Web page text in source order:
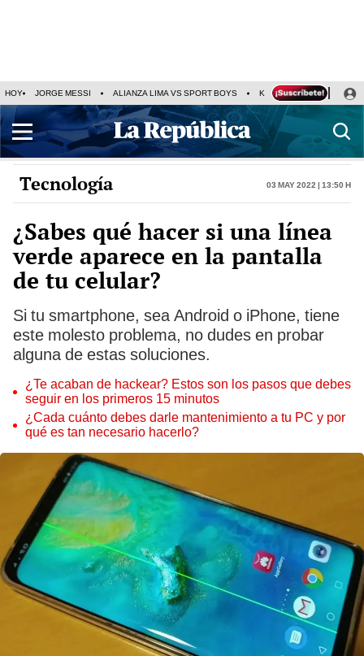
HOY JORGE MESSI ALIANZA LIMA VS SPORT BOYS KENJI FUJIMORI
Tecnología 03 May 2022 | 13:50 h
¿Sabes qué hacer si una línea
verde aparece en la pantalla
de tu celular?
Si tu smartphone, sea Android o iPhone, tiene
este molesto problema, no dudes en probar
alguna de estas soluciones.
¿Te acaban de hackear? Estos son los pasos que debes
seguir en los primeros 15 minutos
¿Cada cuánto debes darle mantenimiento a tu PC y por
qué es tan necesario hacerlo?